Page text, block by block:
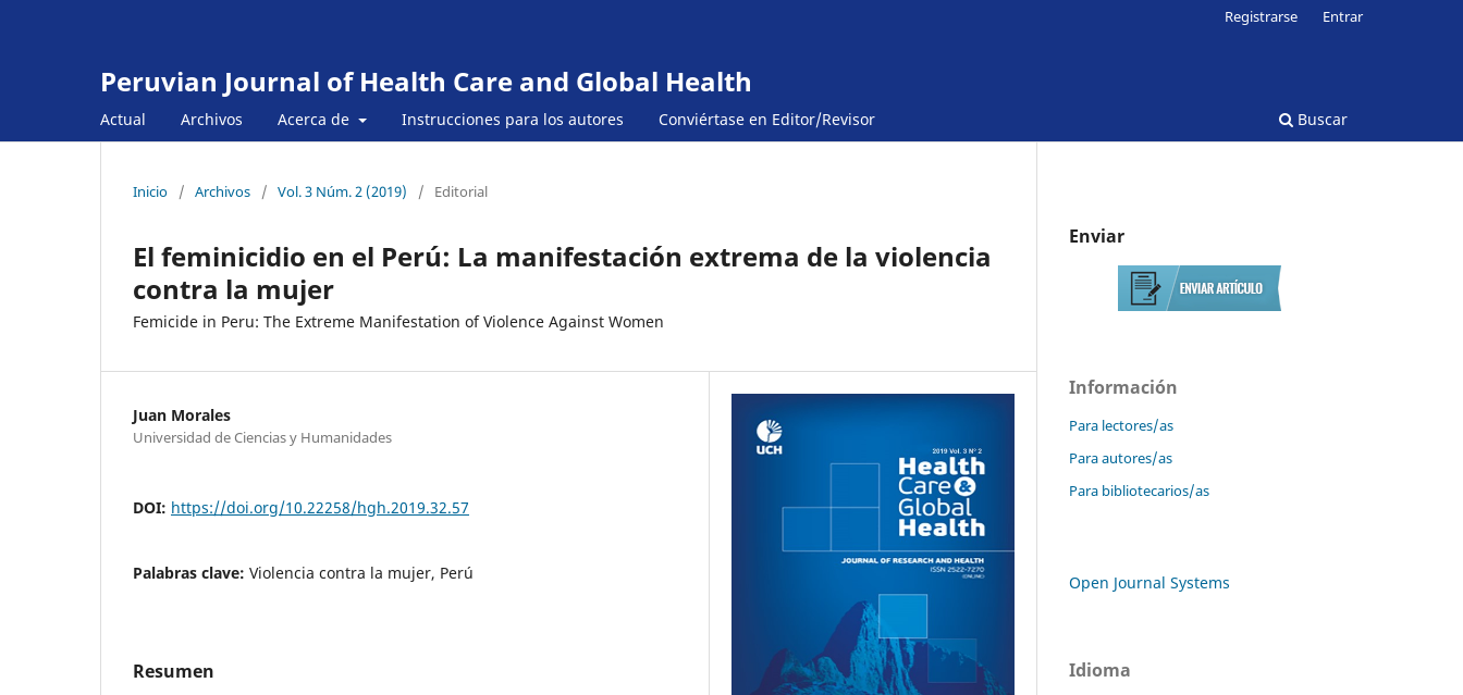
Peruvian Journal of Health Care and Global Health
Actual Archivos Acerca de Instrucciones para los autores Conviértase en Editor/Revisor Buscar
Registrarse Entrar
Inicio / Archivos / Vol. 3 Núm. 2 (2019) / Editorial
El feminicidio en el Perú: La manifestación extrema de la violencia
contra la mujer
Femicide in Peru: The Extreme Manifestation of Violence Against Women
Juan Morales
Universidad de Ciencias y Humanidades
DOI: https://doi.org/10.22258/hgh.2019.32.57
Palabras clave: Violencia contra la mujer, Perú
Resumen
Enviar
Información
Para lectores/as
Para autores/as
Para bibliotecarios/as
Open Journal Systems
Idioma